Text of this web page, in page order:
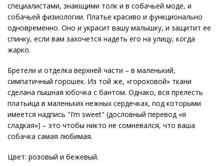
специалистами, знающими толк и в собачьей моде, и
собачьей физиологии. Платье красиво и функционально
одновременно. Оно и украсит вашу малышку, и защитит ее
спинку, если вам захочется надеть его на улицу, когда
жарко.
Бретели и отделка верхней части – в маленький,
симпатичный горошек. Из той же, «гороховой» ткани
сделана пышная юбочка с бантом. Однако, вся прелесть
платьица в маленьких нежных сердечках, под которыми
имеется надпись "I’m sweet" (дословный перевод «я
сладкая») – это чтобы никто не сомневался, что ваша
собачка самая любимая.
Цвет: розовый и бежевый.